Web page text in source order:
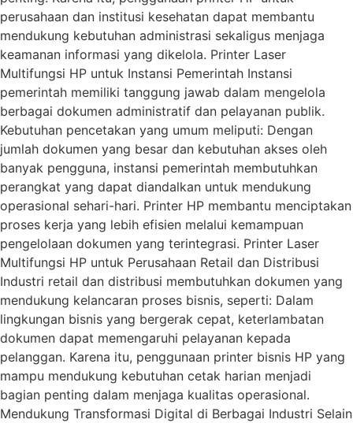
perusahaan dan institusi kesehatan dapat membantu
mendukung kebutuhan administrasi sekaligus menjaga
keamanan informasi yang dikelola. Printer Laser
Multifungsi HP untuk Instansi Pemerintah Instansi
pemerintah memiliki tanggung jawab dalam mengelola
berbagai dokumen administratif dan pelayanan publik.
Kebutuhan pencetakan yang umum meliputi: Dengan
jumlah dokumen yang besar dan kebutuhan akses oleh
banyak pengguna, instansi pemerintah membutuhkan
perangkat yang dapat diandalkan untuk mendukung
operasional sehari-hari. Printer HP membantu menciptakan
proses kerja yang lebih efisien melalui kemampuan
pengelolaan dokumen yang terintegrasi. Printer Laser
Multifungsi HP untuk Perusahaan Retail dan Distribusi
Industri retail dan distribusi membutuhkan dokumen yang
mendukung kelancaran proses bisnis, seperti: Dalam
lingkungan bisnis yang bergerak cepat, keterlambatan
dokumen dapat memengaruhi pelayanan kepada
pelanggan. Karena itu, penggunaan printer bisnis HP yang
mampu mendukung kebutuhan cetak harian menjadi
bagian penting dalam menjaga kualitas operasional.
Mendukung Transformasi Digital di Berbagai Industri Selain